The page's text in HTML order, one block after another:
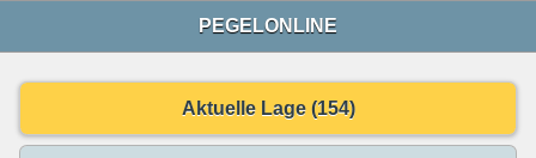
PEGELONLINE
Aktuelle Lage (154)